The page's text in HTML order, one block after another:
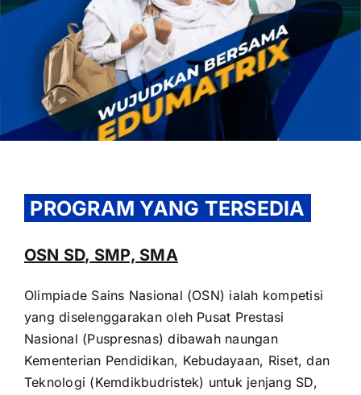
OUR PROGRAM
REGISTRATION
CONTACT US
PROGRAM YANG TERSEDIA
OSN SD, SMP, SMA
Olimpiade Sains Nasional (OSN) ialah kompetisi
yang diselenggarakan oleh Pusat Prestasi
Nasional (Puspresnas) dibawah naungan
Kementerian Pendidikan, Kebudayaan, Riset, dan
Teknologi (Kemdikbudristek) untuk jenjang SD,